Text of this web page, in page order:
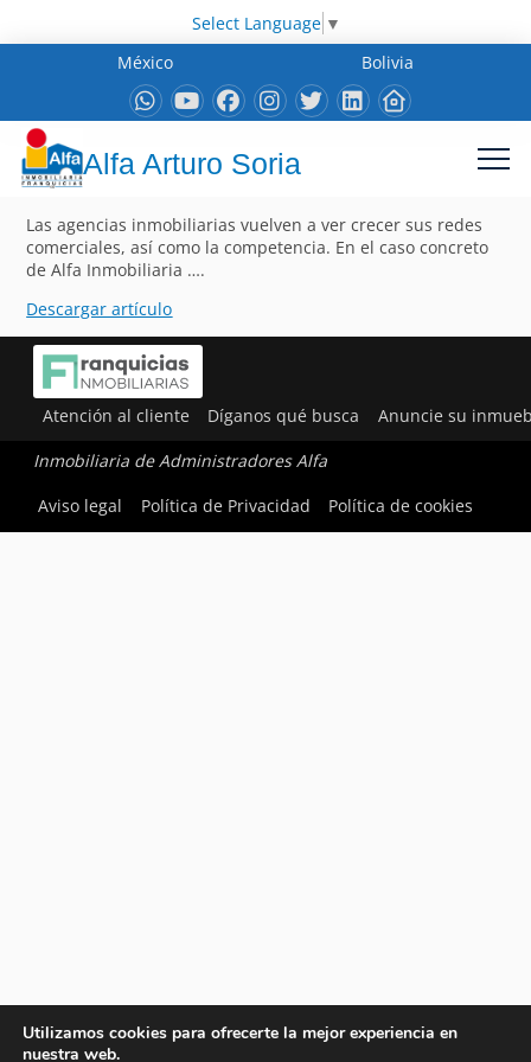
Select Language ▼
México
Bolivia
Alfa Arturo Soria
Las agencias inmobiliarias vuelven a ver crecer sus redes
comerciales, así como la competencia. En el caso concreto
de Alfa Inmobiliaria ….
Descargar artículo
Atención al cliente Díganos qué busca Anuncie su
Inmobiliaria de Administradores Alfa
Aviso legal
Política de Privacidad Política de cookies
Utilizamos cookies para ofrecerte la mejor experiencia en
nuestra web.